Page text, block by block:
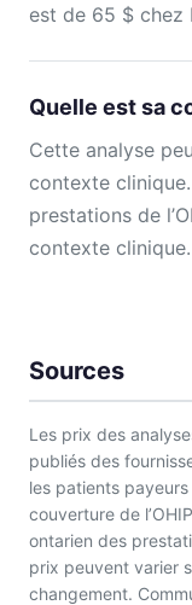
est de 65 $ chez
Quelle est sa
Cette analyse
contexte
prestations de
contexte clinique.
Sources
Les prix des
publiés des
les patients
couverture de
ontarien des
prix peuvent varier
changement.